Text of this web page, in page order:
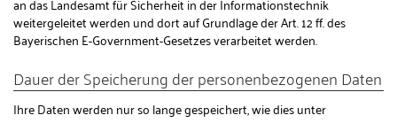
weitergeleitet werden und dort auf Grundlage der Art. 12 ff. des
Bayerischen E-Government-Gesetzes verarbeitet werden.
Dauer der Speicherung der personenbezogenen Daten
Ihre Daten werden nur so lange gespeichert, wie dies unter